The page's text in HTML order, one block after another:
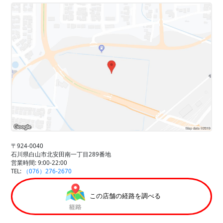
〒924-0040
石川県白山市北安田南一丁目289番地
営業時間: 9:00-22:00
TEL:
（076）276-2670
この店舗の経路を調べる